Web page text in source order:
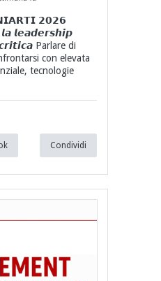
𝟮𝟬𝟮𝟲
𝙡𝙚𝙖𝙙𝙚𝙧𝙨𝙝𝙞𝙥
Parlare di
con elevata
tecnologie
Condividi